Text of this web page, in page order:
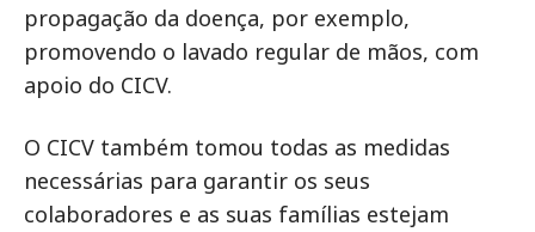
propagação da doença, por exemplo,
promovendo o lavado regular de mãos, com
apoio do CICV.
O CICV também tomou todas as medidas
necessárias para garantir os seus
colaboradores e as suas famílias estejam